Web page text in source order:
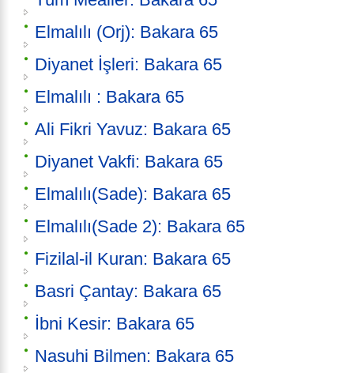
Elmalılı (Orj): Bakara 65
Diyanet İşleri: Bakara 65
Elmalılı : Bakara 65
Ali Fikri Yavuz: Bakara 65
Diyanet Vakfi: Bakara 65
Elmalılı(Sade): Bakara 65
Elmalılı(Sade 2): Bakara 65
Fizilal-il Kuran: Bakara 65
Basri Çantay: Bakara 65
İbni Kesir: Bakara 65
Nasuhi Bilmen: Bakara 65